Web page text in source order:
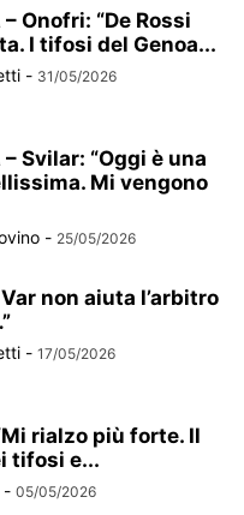
– Onofri: “De Rossi
I tifosi del Genoa...
- 31/05/2026
– Svilar: “Oggi è una
Mi vengono
- 25/05/2026
non aiuta l’arbitro
- 17/05/2026
rialzo più forte. Il
tifosi e...
- 05/05/2026